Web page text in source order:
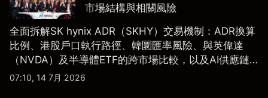
市場結構與相關風險
全面拆解SK hynix ADR（SKHY）交易機制：ADR換算
比例、港股戶口執行路徑、韓圜匯率風險、與英偉達
（NVDA）及半導體ETF的跨市場比較，以及AI供應鏈
配置框架，適合香港及亞洲投資者參考。
07:10, 14 7月 2026